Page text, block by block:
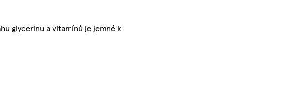
glycerinu a vitamínů je jemné k